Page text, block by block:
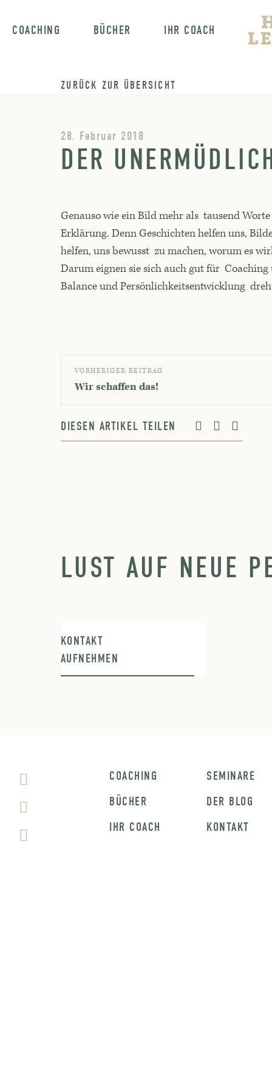
COACHING BÜCHER IHR COACH
ZURÜCK ZUR ÜBERSICHT
28. Februar 2018
DER
Genauso wie ein Bild mehr als tausend
Erklärung. Denn Geschichten helfen uns,
helfen, uns bewusst zu machen, worum es
Darum eignen sie sich auch gut für
Balance und Persönlichkeitsentwicklung
VORHERIGER BEITRAG
Wir schaffen das!
DIESEN ARTIKEL TEILEN
LUST AUF NEUE
KONTAKT
AUFNEHMEN
COACHING
BÜCHER
IHR COACH
SEMINARE
DER BLOG
KONTAKT